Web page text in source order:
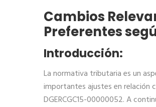
Cambios
Preferentes
Introducción:
La normativa tributaria es un
importantes ajustes en relación
DGERCGC15-00000052. A